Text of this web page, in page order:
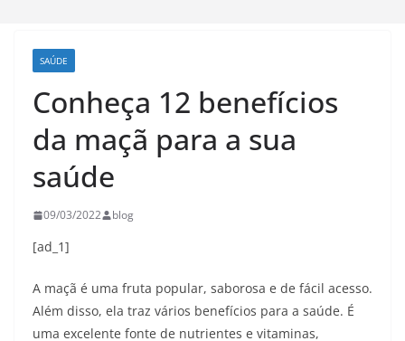
SAÚDE
Conheça 12 benefícios
da maçã para a sua
saúde
09/03/2022 blog
[ad_1]
A maçã é uma fruta popular, saborosa e de fácil acesso.
Além disso, ela traz vários benefícios para a saúde. É
uma excelente fonte de nutrientes e vitaminas,